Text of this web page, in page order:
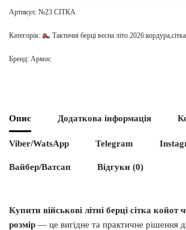
Артикул: №23 СІТКА
Категорія: Тактичні берці весна літо
Бренд: Армос
Опис Додаткова інформація
Viber/WatsApp Telegram
Вайбер/Ватсап Відгуки (0)
Купити військові літні берці сітка койот
розмір — це вигідне та практичне рішення